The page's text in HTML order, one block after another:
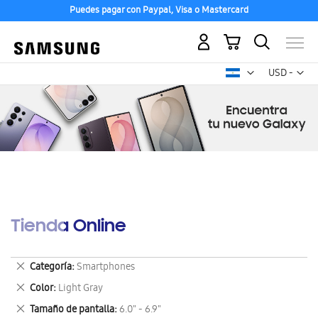
Puedes pagar con Paypal, Visa o Mastercard
USD -
dólar
Mi carrito
Tienda Online
Categoría Smartphones
Eliminar
este
artículo
Color Light Gray
Eliminar
este
Tamaño de pantalla 6.0" - 6.9"
Eliminar